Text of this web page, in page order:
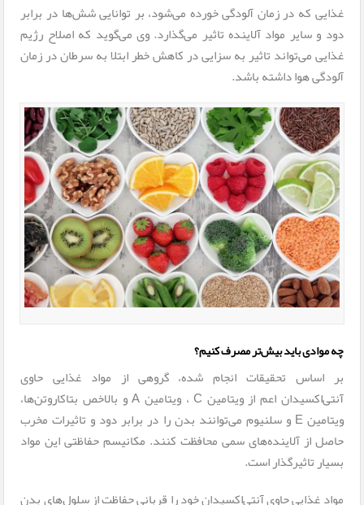
غذایی که در زمان آلودگی خورده می‌شود، بر توانایی شش‌ها در برابر
دود و سایر مواد آلاینده تاثیر می‌گذارد. وی می‌گوید که اصلاح رژیم
غذایی می‌تواند تاثیر به سزایی در کاهش خطر ابتلا به سرطان در زمان
آلودگی هوا داشته باشد.
چه موادی باید بیش‌تر مصرف کنیم؟
بر اساس تحقیقات انجام شده، گروهی از مواد غذایی حاوی
آنتی‌اکسیدان اعم از ویتامین­ C ، ویتامین A و بالاخص بتاکاروتن‌ها،
ویتامین E و سلنیوم می‌توانند بدن را در برابر دود و تاثیرات مخرب
حاصل از آلاینده‌های سمی محافظت کنند. مکانیسم حفاظتی این مواد
بسیار تاثیرگذار است.
مواد غذایی حاوی آنتی‌اکسیدان خود را قربانی حفاظت از سلول‌های بدن